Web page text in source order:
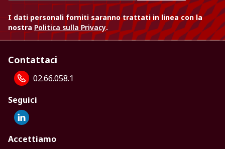
I dati personali forniti saranno trattati in linea con la
nostra Politica sulla Privacy.
Contattaci
02.66.058.1
Seguici
Accettiamo